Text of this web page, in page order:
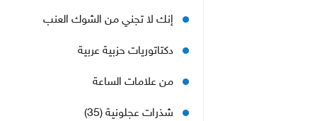
إنك لا تجني من الشوك العنب
دكتاتوريات حزبية عربية
من علامات الساعة
شذرات عجلونية (35)